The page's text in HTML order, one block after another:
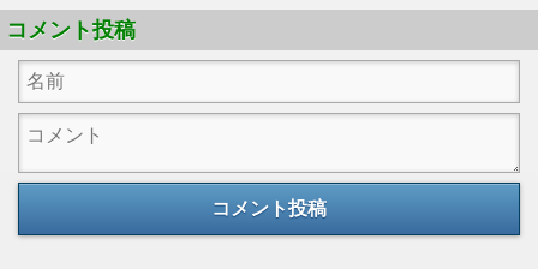
コメント投稿
コメント投稿